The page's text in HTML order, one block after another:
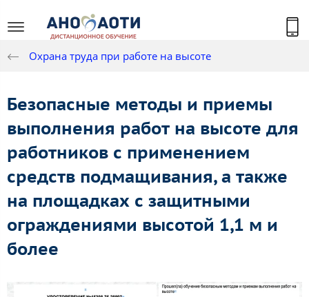
Охрана труда при работе на высоте
Безопасные методы и приемы
выполнения работ на высоте для
работников с применением
средств подмащивания, а также
на площадках с защитными
ограждениями высотой 1,1 м и
более